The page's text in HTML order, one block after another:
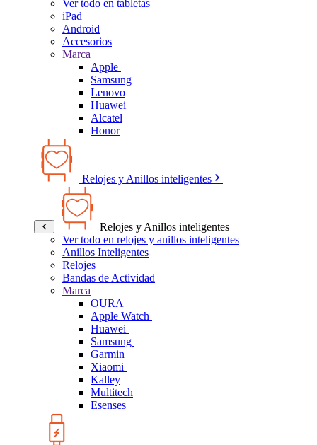
Ver todo en tabletas
iPad
Android
Accesorios
Marca
Apple
Samsung
Lenovo
Huawei
Alcatel
Honor
Relojes y Anillos inteligentes
Relojes y Anillos inteligentes
Ver todo en relojes y anillos inteligentes
Anillos Inteligentes
Relojes
Bandas de Actividad
Marca
OURA
Apple Watch
Huawei
Samsung
Garmin
Xiaomi
Kalley
Multitech
Esenses